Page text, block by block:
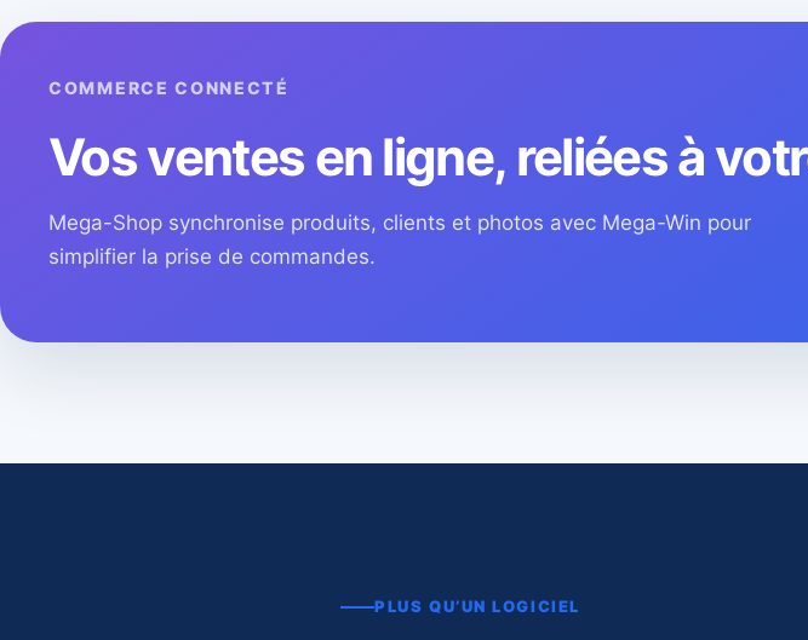
COMMERCE CONNECTÉ
Vos ventes en ligne, reliées à
Mega-Shop synchronise produits, clients et photos avec Mega-Win pour
simplifier la prise de commandes.
PLUS QU’UN LOGICIEL